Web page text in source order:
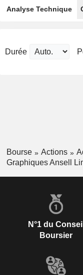
Analyse Technique
Durée
Bourse Actions
Graphiques Ansell
N°1 du Conseil
Boursier